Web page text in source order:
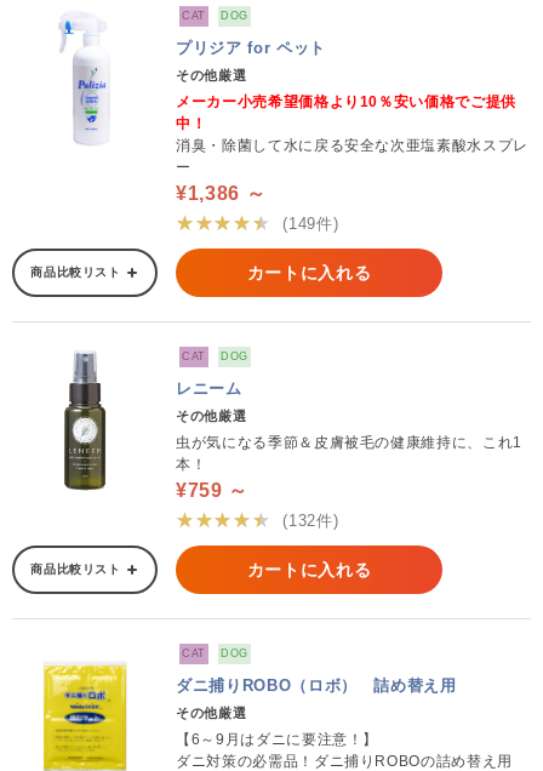
CAT DOG
プリジア for ペット
その他厳選
メーカー小売希望価格より10％安い価格でご提供
中！
消臭・除菌して水に戻る安全な次亜塩素酸水スプレ
ー
¥1,386 ～
★★★★★
(149件)
商品比較リスト カートに入れる
CAT DOG
レニーム
その他厳選
虫が気になる季節＆皮膚被毛の健康維持に、これ1
本！
¥759 ～
★★★★★
(132件)
商品比較リスト カートに入れる
CAT DOG
ダニ捕りROBO（ロボ） 詰め替え用
その他厳選
【6～9月はダニに要注意！】
ダニ対策の必需品！ダニ捕りROBOの詰め替え用